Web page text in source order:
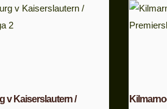
v Kaiserslautern /